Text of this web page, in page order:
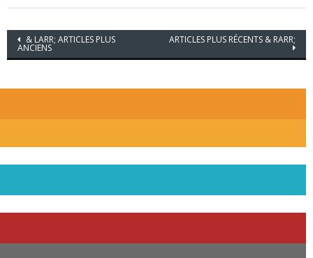
Navigation
des
Postes
& LARR; ARTICLES PLUS
ANCIENS
ARTICLES PLUS RÉCENTS & RARR;